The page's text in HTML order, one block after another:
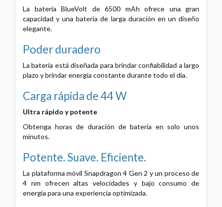
La batería BlueVolt de 6500 mAh ofrece una gran
capacidad y una batería de larga duración en un diseño
elegante.
Poder duradero
La batería está diseñada para brindar confiabilidad a largo
plazo y brindar energía constante durante todo el día.
Carga rápida de 44 W
Ultra rápido y potente
Obtenga horas de duración de batería en solo unos
minutos.
Potente. Suave. Eficiente.
La plataforma móvil Snapdragon 4 Gen 2 y un proceso de
4 nm ofrecen altas velocidades y bajo consumo de
energía para una experiencia optimizada.